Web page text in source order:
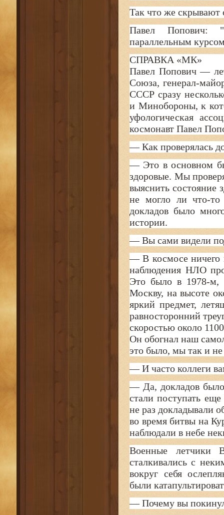
Так что же скрывают
Павел Попович:
параллельным
СПРАВКА «МК»
Павел Попович —
Союза, генерал-
СССР сразу
и Минобороны, к
уфологическая
космонавт Павел
— Как проверялась
— Это в основном
здоровые. Мы
выяснить состояние
не могло ли что-то
докладов было
истории.
— Вы сами видели
— В космосе ничего
наблюдения НЛО
Это было в 1978-м,
Москву, на высоте
яркий предмет,
равносторонний
скоростью около
Он обогнал наш
это было, мы так и
— И часто коллеги
— Да, докладов
стали поступать
не раз докладывали
во время битвы на
наблюдали в небе
Военные
сталкивались с
вокруг себя
были
— Почему вы